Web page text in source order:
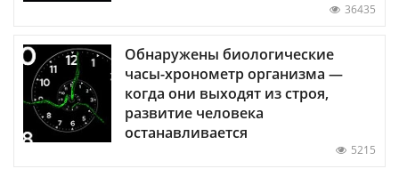
36435
Обнаружены биологические
часы-хронометр организма —
когда они выходят из строя,
развитие человека
останавливается
5215